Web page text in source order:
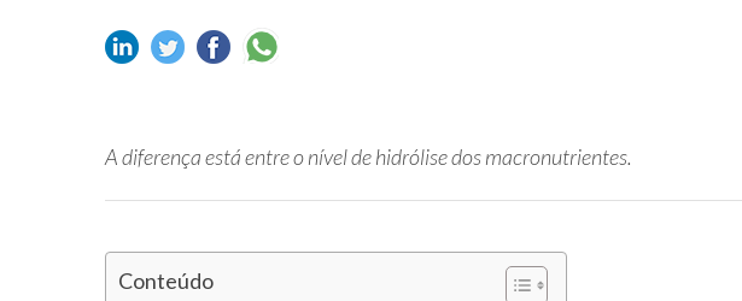
A diferença está entre o nível de hidrólise dos macronutrientes.
Conteúdo